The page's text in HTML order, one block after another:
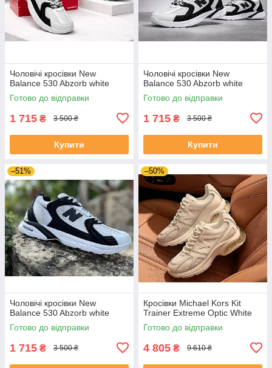
Чоловічі кросівки New
Balance 530 Abzorb white
Готово до відправки
1 715 ₴ 3 500 ₴
Купити
Чоловічі кросівки New
Balance 530 Abzorb white
Готово до відправки
1 715 ₴ 3 500 ₴
Купити
–51%
Чоловічі кросівки New
Balance 530 Abzorb white
Готово до відправки
1 715 ₴ 3 500 ₴
–50%
Кросівки Michael Kors Kit
Trainer Extreme Optic White
Готово до відправки
4 805 ₴ 9 610 ₴